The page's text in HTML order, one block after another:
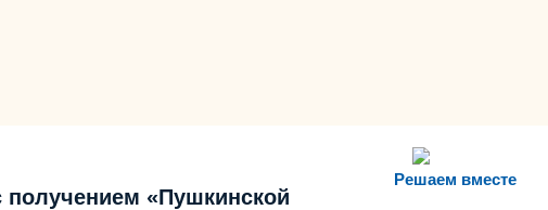
Решаем вместе
получением «Пушкинской